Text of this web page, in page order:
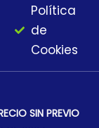
Política
de
Cookies
SIN PREVIO